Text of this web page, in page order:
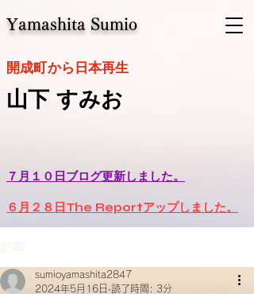
Yamashita Sumio
​開成町から日本再生
山下 すみお
６月２８日The Reportアップしました。
７月１０日ブログ更新しました。
記事
sumioyamashita2847
2024年5月16日 読了時間: 3分